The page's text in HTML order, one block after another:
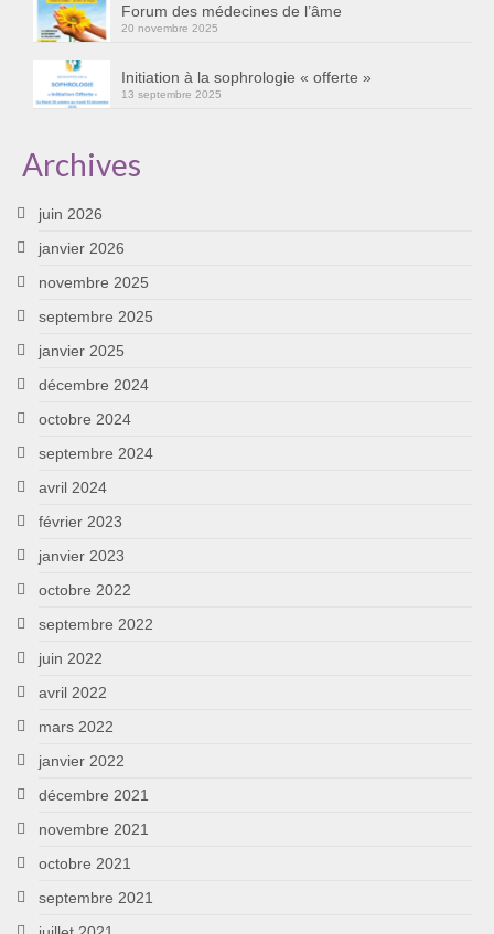
Sophro-Méditation tous les lundis soir en visio
Initiation à la sophrologie « offerte »
Témoignages B
Forum des médecines de l’âme
20 novembre 2025
Initiation à la sophrologie « offerte »
13 septembre 2025
Archives
juin 2026
janvier 2026
novembre 2025
septembre 2025
janvier 2025
décembre 2024
octobre 2024
septembre 2024
avril 2024
février 2023
janvier 2023
octobre 2022
septembre 2022
juin 2022
avril 2022
mars 2022
janvier 2022
décembre 2021
novembre 2021
octobre 2021
septembre 2021